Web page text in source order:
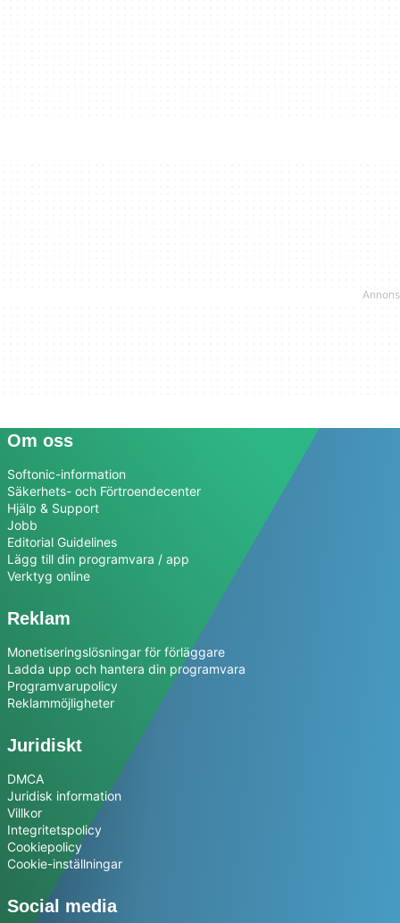
Om oss
Softonic-information
Säkerhets- och Förtroendecenter
Hjälp & Support
Jobb
Editorial Guidelines
Lägg till din programvara / app
Verktyg online
Reklam
Monetiseringslösningar för förläggare
Ladda upp och hantera din programvara
Programvarupolicy
Reklammöjligheter
Juridiskt
DMCA
Juridisk information
Villkor
Integritetspolicy
Cookiepolicy
Cookie-inställningar
Social media